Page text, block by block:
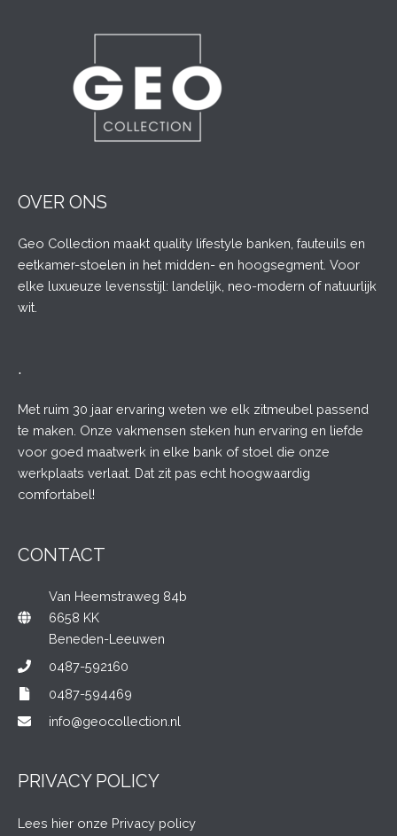
OVER ONS
Geo Collection maakt quality lifestyle banken, fauteuils en
eetkamer-stoelen in het midden- en hoogsegment. Voor
elke luxueuze levensstijl: landelijk, neo-modern of natuurlijk
wit.
.
Met ruim 30 jaar ervaring weten we elk zitmeubel passend
te maken. Onze vakmensen steken hun ervaring en liefde
voor goed maatwerk in elke bank of stoel die onze
werkplaats verlaat. Dat zit pas echt hoogwaardig
comfortabel!
CONTACT
Van Heemstraweg 84b
6658 KK
Beneden-Leeuwen
0487-592160
0487-594469
info@geocollection.nl
PRIVACY POLICY
Lees hier onze Privacy policy